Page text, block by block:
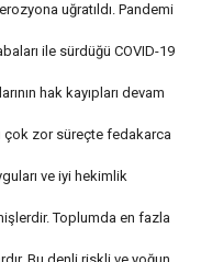
uğratıldı. Pandemi
ile sürdüğü COVID-19
hak kayıpları devam
çok zor süreçte fedakarca
ve iyi hekimlik
Toplumda en fazla